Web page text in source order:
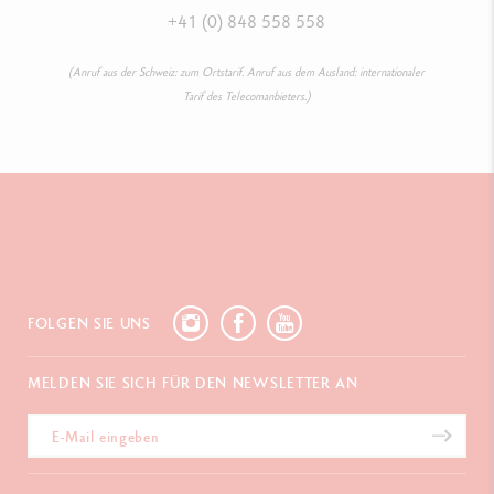
+41 (0) 848 558 558
(Anruf aus der Schweiz: zum Ortstarif. Anruf aus dem Ausland: internationaler
Tarif des Telecomanbieters.)
FOLGEN SIE UNS
MELDEN SIE SICH FÜR DEN NEWSLETTER AN